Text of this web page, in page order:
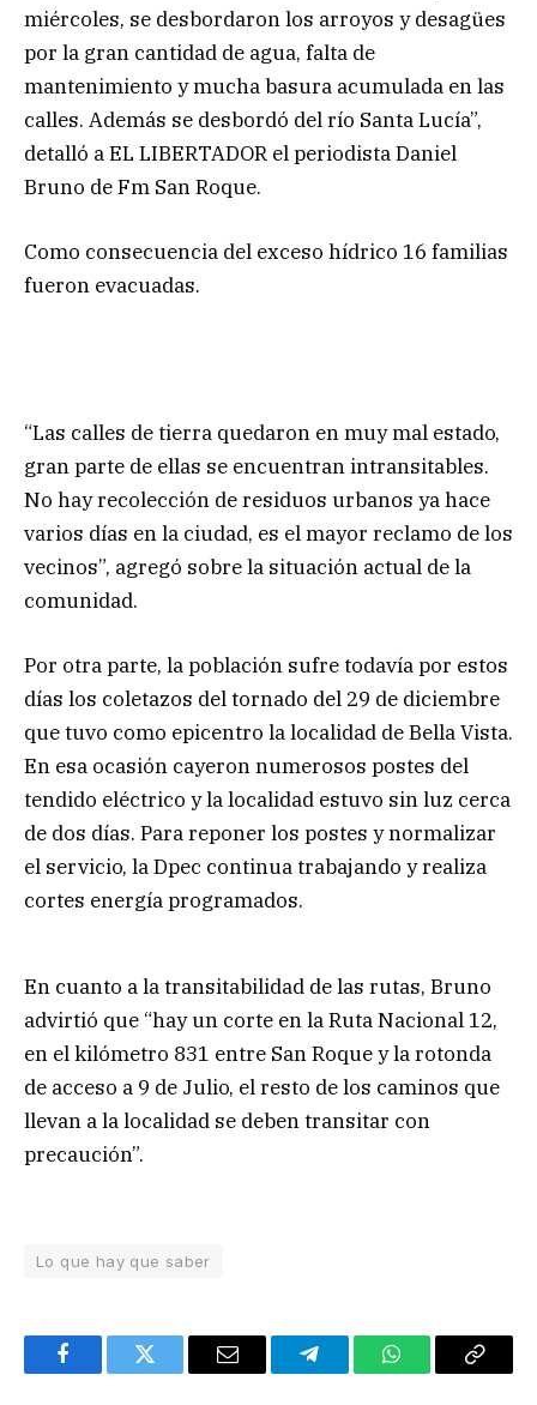
miércoles, se desbordaron los arroyos y desagües
por la gran cantidad de agua, falta de
mantenimiento y mucha basura acumulada en las
calles. Además se desbordó del río Santa Lucía”,
detalló a EL LIBERTADOR el periodista Daniel
Bruno de Fm San Roque.
Como consecuencia del exceso hídrico 16 familias
fueron evacuadas.
“Las calles de tierra quedaron en muy mal estado,
gran parte de ellas se encuentran intransitables.
No hay recolección de residuos urbanos ya hace
varios días en la ciudad, es el mayor reclamo de los
vecinos”, agregó sobre la situación actual de la
comunidad.
Por otra parte, la población sufre todavía por estos
días los coletazos del tornado del 29 de diciembre
que tuvo como epicentro la localidad de Bella Vista.
En esa ocasión cayeron numerosos postes del
tendido eléctrico y la localidad estuvo sin luz cerca
de dos días. Para reponer los postes y normalizar
el servicio, la Dpec continua trabajando y realiza
cortes energía programados.
En cuanto a la transitabilidad de las rutas, Bruno
advirtió que “hay un corte en la Ruta Nacional 12,
en el kilómetro 831 entre San Roque y la rotonda
de acceso a 9 de Julio, el resto de los caminos que
llevan a la localidad se deben transitar con
precaución”.
Lo que hay que saber
FacebookTwitter Email TelegramWhatsAppCopy